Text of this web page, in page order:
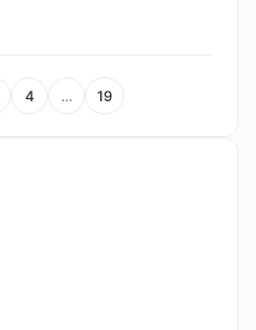
4 … 19